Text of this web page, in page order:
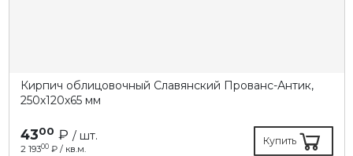
Кирпич облицовочный Славянский Прованс-Антик,
250х120х65 мм
4300 ₽ / шт.
2 19300₽ / кв.м.
Купить